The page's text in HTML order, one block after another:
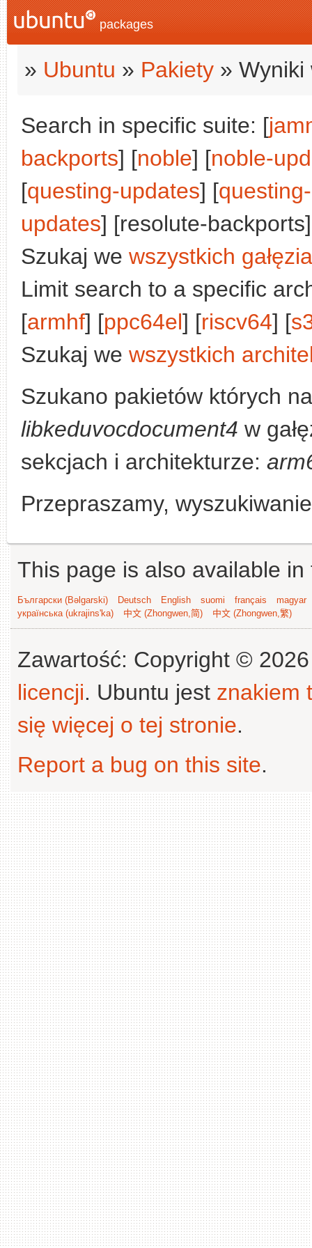
packages
» Ubuntu » Pakiety » Wyniki
Search in specific suite: [
backports] [noble] [noble-
[questing-updates] [
updates] [resolute-
Szukaj we wszystkich
Limit search to a specific
[armhf] [ppc64el] [riscv64] [
Szukaj we wszystkich
Szukano pakietów których
libkeduvocdocument4 w
sekcjach i architekturze:
Przepraszamy,
This page is also available
Български (Bəlgarski) Deutsch English suomi français
magyar
українська (ukrajins'ka)
中文 (Zhongwen,简) 中文 (Zhongwen,繁)
Zawartość: Copyright ©
licencji. Ubuntu jest znakiem
się więcej o tej stronie.
Report a bug on this site.